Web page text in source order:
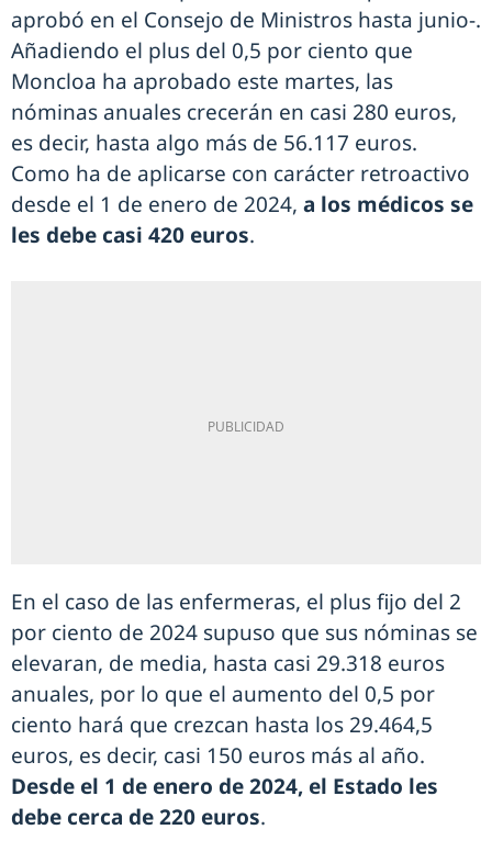
aprobó en el Consejo de Ministros hasta junio-.
Añadiendo el plus del 0,5 por ciento que
Moncloa ha aprobado este martes, las
nóminas anuales crecerán en casi 280 euros,
es decir, hasta algo más de 56.117 euros.
Como ha de aplicarse con carácter retroactivo
desde el 1 de enero de 2024, a los médicos se
les debe casi 420 euros.
En el caso de las enfermeras, el plus fijo del 2
por ciento de 2024 supuso que sus nóminas se
elevaran, de media, hasta casi 29.318 euros
anuales, por lo que el aumento del 0,5 por
ciento hará que crezcan hasta los 29.464,5
euros, es decir, casi 150 euros más al año.
Desde el 1 de enero de 2024, el Estado les
debe cerca de 220 euros.